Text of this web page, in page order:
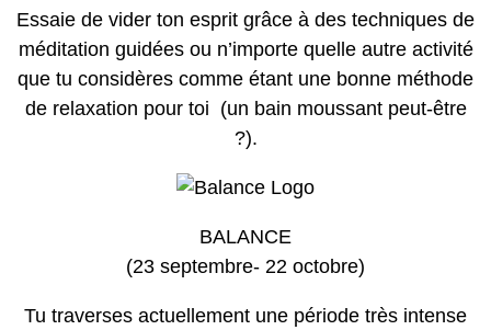
Essaie de vider ton esprit grâce à des techniques de
méditation guidées ou n’importe quelle autre activité
que tu considères comme étant une bonne méthode
de relaxation pour toi (un bain moussant peut-être
?).
BALANCE
(23 septembre- 22 octobre)
Tu traverses actuellement une période très intense